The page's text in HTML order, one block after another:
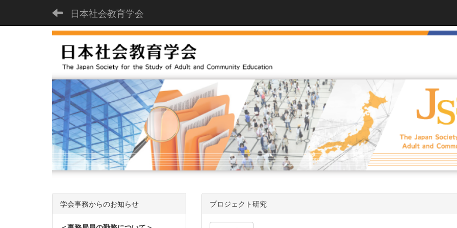
日本社会教育学会
プロジェクト研究
学会事務からのお知らせ